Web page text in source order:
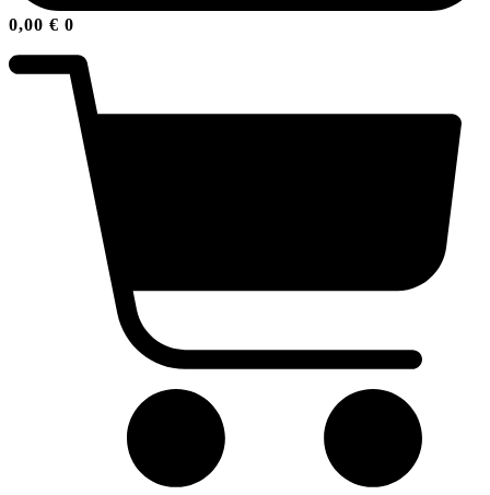
0,00 € 0